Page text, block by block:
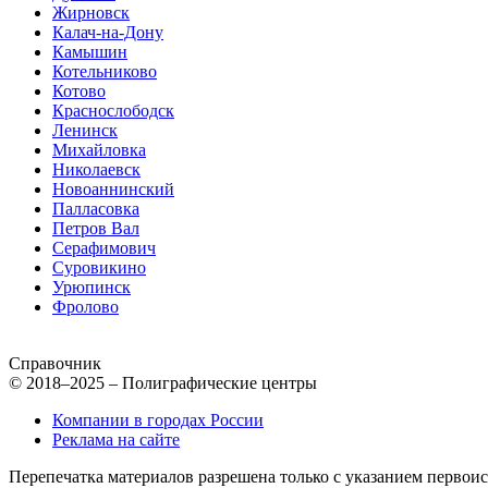
Жирновск
Калач-на-Дону
Камышин
Котельниково
Котово
Краснослободск
Ленинск
Михайловка
Николаевск
Новоаннинский
Палласовка
Петров Вал
Серафимович
Суровикино
Урюпинск
Фролово
Справочник
© 2018–2025 – Полиграфические центры
Компании в городах России
Реклама на сайте
Перепечатка материалов разрешена только с указанием